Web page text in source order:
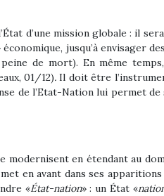
d’une mission globale : il sera
économique, jusqu’à envisager
de mort). En même
01/12). Il doit être
de l’Etat-Nation lui permet de
en étendant au
met en avant dans ses
«État-nation» : un État «